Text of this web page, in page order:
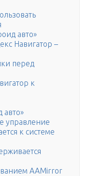
авто»
Навигатор –
перед
к
авто»
управление
к системе
AAMirror